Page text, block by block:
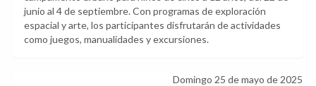
junio al 4 de septiembre. Con programas de exploración
espacial y arte, los participantes disfrutarán de actividades
como juegos, manualidades y excursiones.
Domingo 25 de mayo de 2025